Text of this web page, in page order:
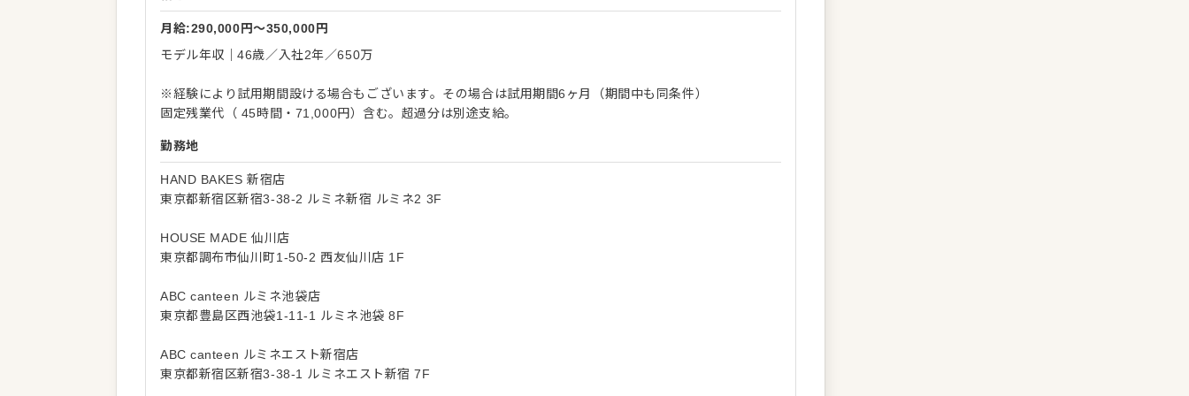
月給:290,000円〜350,000円
モデル年収｜46歳／入社2年／650万
※経験により試用期間設ける場合もございます。その場合は試用期間6ヶ月（期間中も同条件）
固定残業代（ 45時間・71,000円）含む。超過分は別途支給。
勤務地
HAND BAKES 新宿店
東京都新宿区新宿3-38-2 ルミネ新宿 ルミネ2 3F
HOUSE MADE 仙川店
東京都調布市仙川町1-50-2 西友仙川店 1F
ABC canteen ルミネ池袋店
東京都豊島区西池袋1-11-1 ルミネ池袋 8F
ABC canteen ルミネエスト新宿店
東京都新宿区新宿3-38-1 ルミネエスト新宿 7F